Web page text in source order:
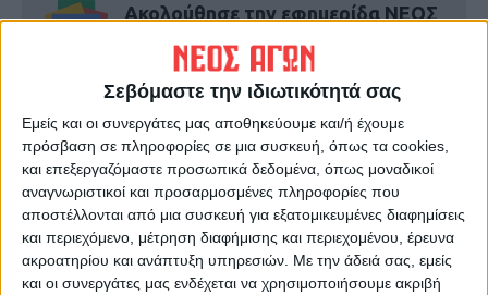
Σεβόμαστε την ιδιωτικότητά σας
Εμείς και οι συνεργάτες μας αποθηκεύουμε και/ή έχουμε
πρόσβαση σε πληροφορίες σε μια συσκευή, όπως τα cookies,
και επεξεργαζόμαστε προσωπικά δεδομένα, όπως μοναδικοί
αναγνωριστικοί και προσαρμοσμένες πληροφορίες που
αποστέλλονται από μια συσκευή για εξατομικευμένες διαφημίσεις
και περιεχόμενο, μέτρηση διαφήμισης και περιεχομένου, έρευνα
ακροατηρίου και ανάπτυξη υπηρεσιών. Με την άδειά σας, εμείς
και οι συνεργάτες μας ενδέχεται να χρησιμοποιήσουμε ακριβή
Ακολούθησε την εφημερίδα ΝΕΟΣ
ΑΓΩΝ στο Google News!
Όλες οι εξελίξεις στην περιοχή της
Καρδίτσας και ευρύτερα της Θεσσαλίας
ΠΡΟΗΓΟΥΜΕΝΟ ΑΡΘΡΟ
Σε εξέλιξη αντιπλημμυρικές
παρεμβάσεις σε Μέγα και
Καριτσιώτη
ΕΠΟΜΕΝΟ ΑΡΘΡΟ
Συνεδριάζει εκτάκτως αυτήν
την ώρα το Συμβούλιο
Ασφαλείας του ΟΗΕ